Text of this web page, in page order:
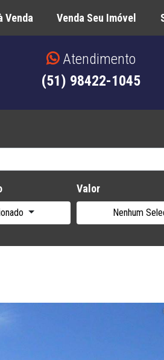
Venda Venda Seu Imóvel
Atendimento
(51) 98422-1045
Valor
Nenhum